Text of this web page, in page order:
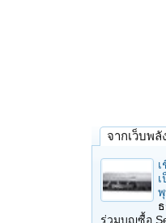
จากเว็บพลั
ร่วมบุญซื้อ